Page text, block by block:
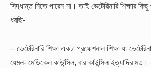
সিদ্ধান্ত নিতে পারেন না। তাই ভেটেরিনারি শিক্ষার
ধরছি-
– ভেটেরিনারি শিক্ষা একটা প্রফেশনাল শিক্ষা যা
যেমন- মেডিকেল কাউন্সিল, বার কাউন্সিল ইত্যাদির মত।